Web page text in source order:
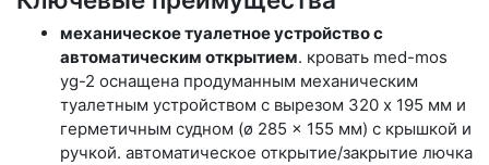
механическое туалетное устройство с
автоматическим открытием. кровать med-mos
yg-2 оснащена продуманным механическим
туалетным устройством с вырезом 320 x 195 мм и
герметичным судном (ø 285 x 155 мм) с крышкой и
ручкой. автоматическое открытие/закрытие лючка